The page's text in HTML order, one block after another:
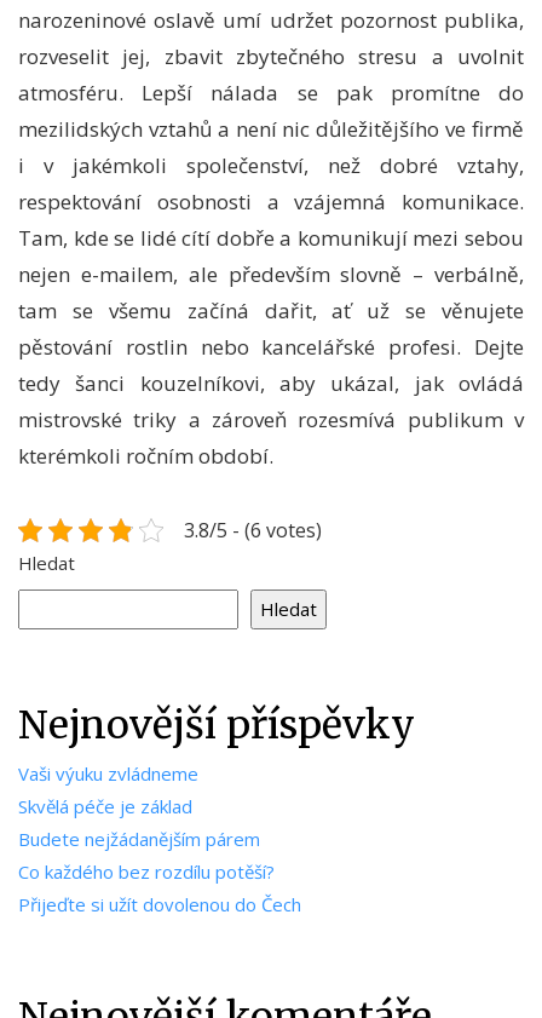
narozeninové oslavě umí udržet pozornost publika,
rozveselit jej, zbavit zbytečného stresu a uvolnit
atmosféru. Lepší nálada se pak promítne do
mezilidských vztahů a není nic důležitějšího ve firmě
i v jakémkoli společenství, než dobré vztahy,
respektování osobnosti a vzájemná komunikace.
Tam, kde se lidé cítí dobře a komunikují mezi sebou
nejen e-mailem, ale především slovně – verbálně,
tam se všemu začíná dařit, ať už se věnujete
pěstování rostlin nebo kancelářské profesi. Dejte
tedy šanci kouzelníkovi, aby ukázal, jak ovládá
mistrovské triky a zároveň rozesmívá publikum v
kterémkoli ročním období.
3.8/5 - (6 votes)
Hledat
Hledat
Nejnovější příspěvky
Vaši výuku zvládneme
Skvělá péče je základ
Budete nejžádanějším párem
Co každého bez rozdílu potěší?
Přijeďte si užít dovolenou do Čech